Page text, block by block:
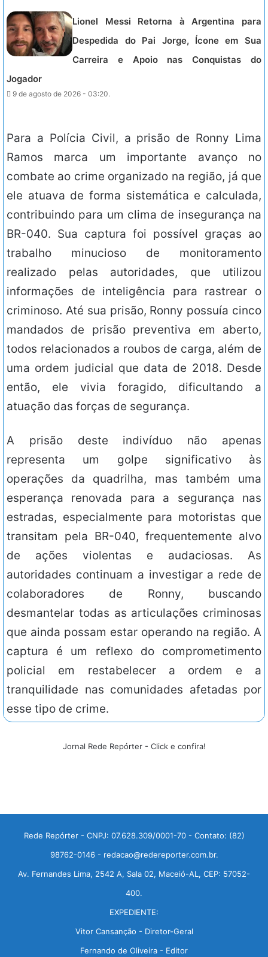
Lionel Messi Retorna à Argentina para
Despedida do Pai Jorge, Ícone em Sua
Carreira e Apoio nas Conquistas do
Jogador
9 de agosto de 2026 - 03:20.
Para a Polícia Civil, a prisão de Ronny Lima
Ramos marca um importante avanço no
combate ao crime organizado na região, já que
ele atuava de forma sistemática e calculada,
contribuindo para um clima de insegurança na
BR-040. Sua captura foi possível graças ao
trabalho minucioso de monitoramento
realizado pelas autoridades, que utilizou
informações de inteligência para rastrear o
criminoso. Até sua prisão, Ronny possuía cinco
mandados de prisão preventiva em aberto,
todos relacionados a roubos de carga, além de
uma ordem judicial que data de 2018. Desde
então, ele vivia foragido, dificultando a
atuação das forças de segurança.
A prisão deste indivíduo não apenas
representa um golpe significativo às
operações da quadrilha, mas também uma
esperança renovada para a segurança nas
estradas, especialmente para motoristas que
transitam pela BR-040, frequentemente alvo
de ações violentas e audaciosas. As
autoridades continuam a investigar a rede de
colaboradores de Ronny, buscando
desmantelar todas as articulações criminosas
que ainda possam estar operando na região. A
captura é um reflexo do comprometimento
policial em restabelecer a ordem e a
tranquilidade nas comunidades afetadas por
esse tipo de crime.
Jornal Rede Repórter - Click e confira!
Rede Repórter - CNPJ: 07.628.309/0001-70 - Contato: (82)
98762-0146 - redacao@redereporter.com.br.
Av. Fernandes Lima, 2542 A, Sala 02, Maceió-AL, CEP: 57052-
400.
EXPEDIENTE:
Vitor Cansanção - Diretor-Geral
Fernando de Oliveira - Editor